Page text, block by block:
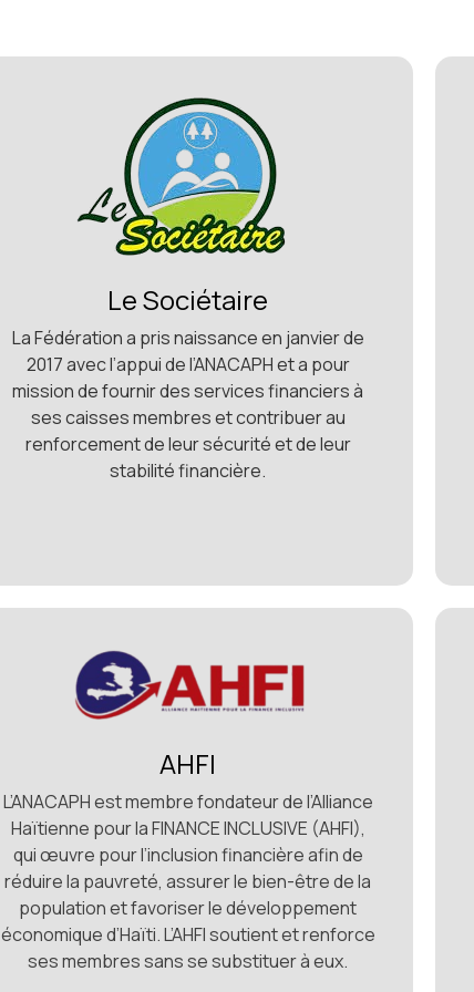
Le Sociétaire
La Fédération a pris naissance en janvier de
2017 avec l’appui de l’ANACAPH et a pour
mission de fournir des services financiers à
ses caisses membres et contribuer au
renforcement de leur sécurité et de leur
stabilité financière.
AHFI
L’ANACAPH est membre fondateur de l’Alliance
Haïtienne pour la FINANCE INCLUSIVE (AHFI),
qui œuvre pour l’inclusion financière afin de
réduire la pauvreté, assurer le bien-être de la
population et favoriser le développement
économique d’Haïti. L’AHFI soutient et renforce
ses membres sans se substituer à eux.